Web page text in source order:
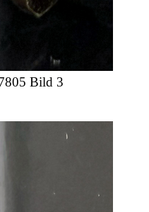
Bild 3